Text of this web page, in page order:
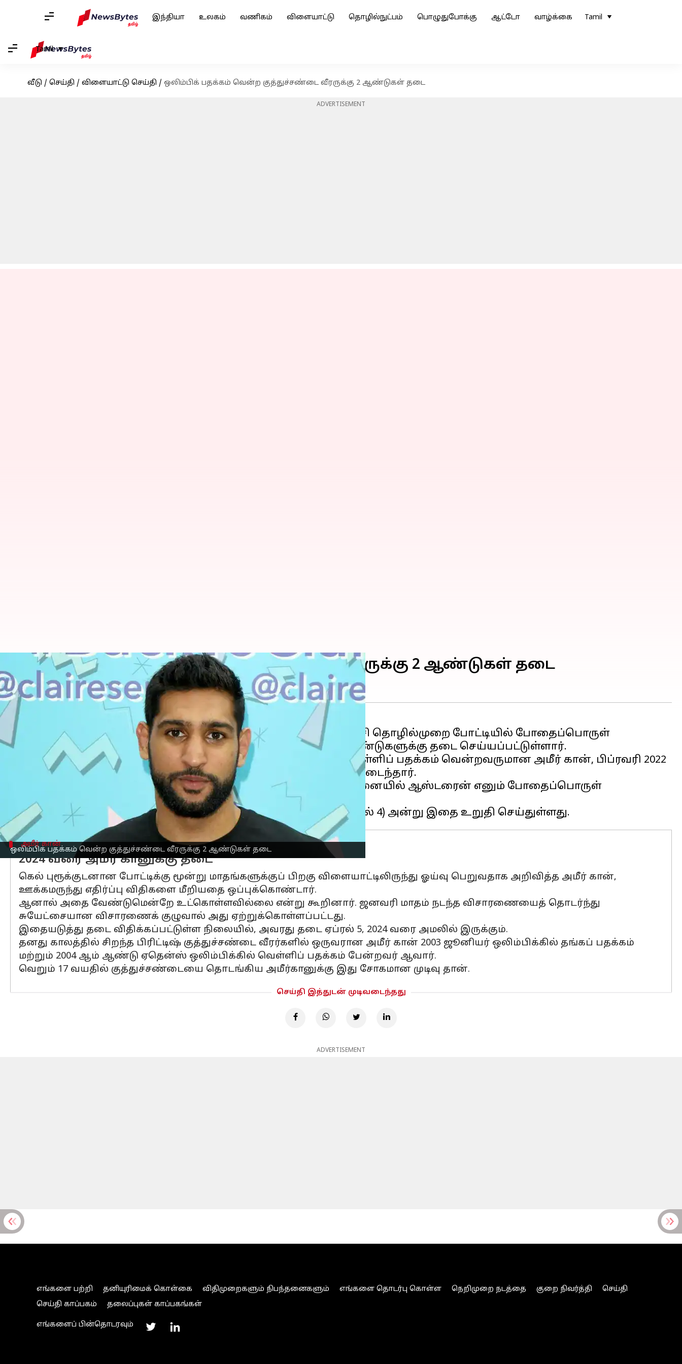
இந்தியா உலகம் வணிகம் விளையாட்டு தொழில்நுட்பம் பொழுதுபோக்கு ஆட்டோ வாழ்க்கை Tamil
Tamil
வீடு / செய்தி / விளையாட்டு செய்தி / ஒலிம்பிக் பதக்கம் வென்ற குத்துச்சண்டை வீரருக்கு 2 ஆண்டுகள் தடை
ADVERTISEMENT
ஒலிம்பிக் பதக்கம் வென்ற குத்துச்சண்டை வீரருக்கு 2 ஆண்டுகள் தடை
ஒலிம்பிக் பதக்கம் வென்ற குத்துச்சண்டை வீரருக்கு 2 ஆண்டுகள் தடை
எழுதியவர் Sekar Chinnappan Apr 04, 2023 05:58 pm
செய்தி முன்னோட்டம்
ஓய்வுபெற்ற பிரிட்டன் குத்துச்சண்டைவீரர் அமீர் கான் தனது கடைசி தொழில்முறை போட்டியில் போதைப்பொருள்
பயன்படுத்தியது கண்டுபிடிக்கப்பட்டதைத் தொடர்ந்து இரண்டு ஆண்டுகளுக்கு தடை செய்யப்பட்டுள்ளார்.
முன்னாள் லைட்-வெல்டர்வெயிட் உலக சாம்பியனும், ஒலிம்பிக் வெள்ளிப் பதக்கம் வென்றவருமான அமீர் கான், பிப்ரவரி 2022
இல் மான்செஸ்டரில் கெல் புரூக்குடன் நடந்த போட்டியில் தோல்வியடைந்தார்.
இந்த போட்டியின்போது அவரிடம் நடத்தப்பட்ட ஊக்கமருந்து சோதனையில் ஆஸ்டரைன் எனும் போதைப்பொருள்
பயன்படுத்தியது தெரியவந்துள்ளது.
அமீர் கான்
2024 வரை அமீர் கானுக்கு தடை
கெல் புரூக்குடனான போட்டிக்கு மூன்று மாதங்களுக்குப் பிறகு விளையாட்டிலிருந்து ஓய்வு பெறுவதாக அறிவித்த அமீர் கான்,
ஊக்கமருந்து எதிர்ப்பு விதிகளை மீறியதை ஒப்புக்கொண்டார்.
ஆனால் அதை வேண்டுமென்றே உட்கொள்ளவில்லை என்று கூறினார். ஜனவரி மாதம் நடந்த விசாரணையைத் தொடர்ந்து
சுயேட்சையான விசாரணைக் குழுவால் அது ஏற்றுக்கொள்ளப்பட்டது.
இதையடுத்து தடை விதிக்கப்பட்டுள்ள நிலையில், அவரது தடை ஏப்ரல் 5, 2024 வரை அமலில் இருக்கும்.
தனது காலத்தில் சிறந்த பிரிட்டிஷ் குத்துச்சண்டை வீரர்களில் ஒருவரான அமீர் கான் 2003 ஜூனியர் ஒலிம்பிக்கில் தங்கப் பதக்கம்
மற்றும் 2004 ஆம் ஆண்டு ஏதென்ஸ் ஒலிம்பிக்கில் வெள்ளிப் பதக்கம் பேன்றவர் ஆவார்.
வெறும் 17 வயதில் குத்துச்சண்டையை தொடங்கிய அமீர்கானுக்கு இது சோகமான முடிவு தான்.
செய்தி இத்துடன் முடிவடைந்தது
ADVERTISEMENT
எங்களை பற்றி தனியுரிமைக் கொள்கை விதிமுறைகளும் நிபந்தனைகளும் எங்களை தொடர்பு கொள்ள நெறிமுறை நடத்தை குறை நிவர்த்தி
செய்தி
செய்தி காப்பகம்
தலைப்புகள் காப்பகங்கள்
எங்களைப் பின்தொடரவும்